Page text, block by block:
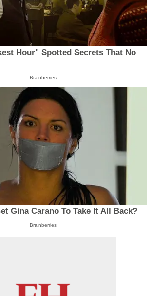
Hour" Spotted Secrets That No
Brainberries
Gina Carano To Take It All Back?
Brainberries